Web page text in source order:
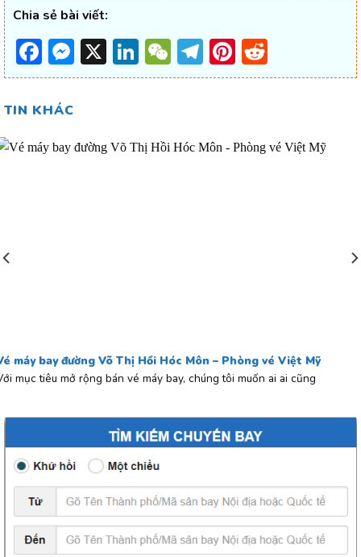
Chia sẻ bài viết:
Facebook
Messenger
X LinkedIn
WeChat
Telegram
Pinterest
TIN KHÁC
máy bay đường Võ Thị Hồi Hóc Môn – Phòng vé Việt Mỹ
mục tiêu mở rộng bán vé máy bay, chúng tôi muốn ai ai cũng